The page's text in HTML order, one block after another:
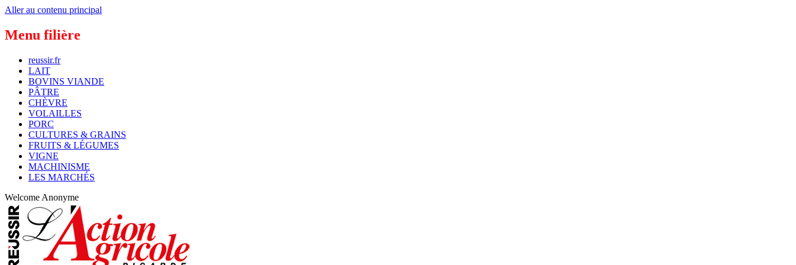
Aller au contenu principal
Menu filière
reussir.fr
LAIT
BOVINS VIANDE
PÂTRE
CHÈVRE
VOLAILLES
PORC
CULTURES & GRAINS
FRUITS & LÉGUMES
VIGNE
MACHINISME
LES MARCHÉS
Welcome Anonyme